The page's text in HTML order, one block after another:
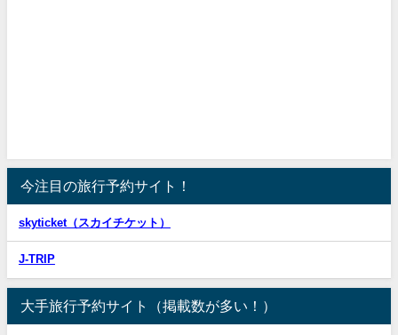
今注目の旅行予約サイト！
skyticket（スカイチケット）
J-TRIP
大手旅行予約サイト（掲載数が多い！）